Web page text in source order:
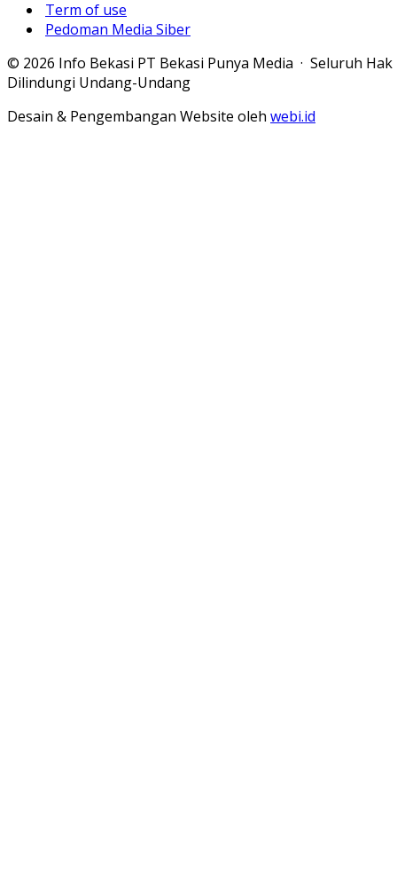
Term of use
Pedoman Media Siber
© 2026 Info Bekasi PT Bekasi Punya Media · Seluruh Hak
Dilindungi Undang-Undang
Desain & Pengembangan Website oleh webi.id